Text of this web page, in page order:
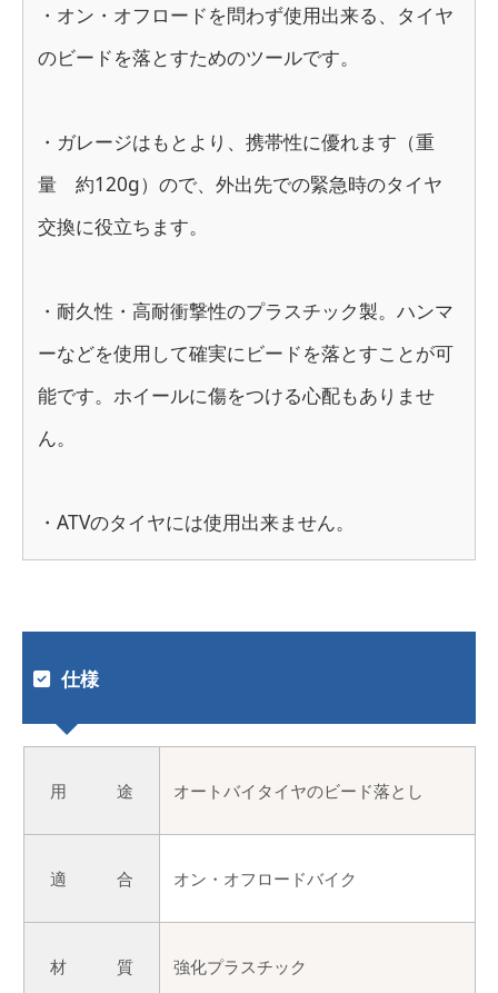
・オン・オフロードを問わず使用出来る、タイヤ
のビードを落とすためのツールです。
・ガレージはもとより、携帯性に優れます（重
量 約120g）ので、外出先での緊急時のタイヤ
交換に役立ちます。
・耐久性・高耐衝撃性のプラスチック製。ハンマ
ーなどを使用して確実にビードを落とすことが可
能です。ホイールに傷をつける心配もありませ
ん。
・ATVのタイヤには使用出来ません。
仕様
用 途 オートバイタイヤのビード落とし
適 合 オン・オフロードバイク
材 質 強化プラスチック